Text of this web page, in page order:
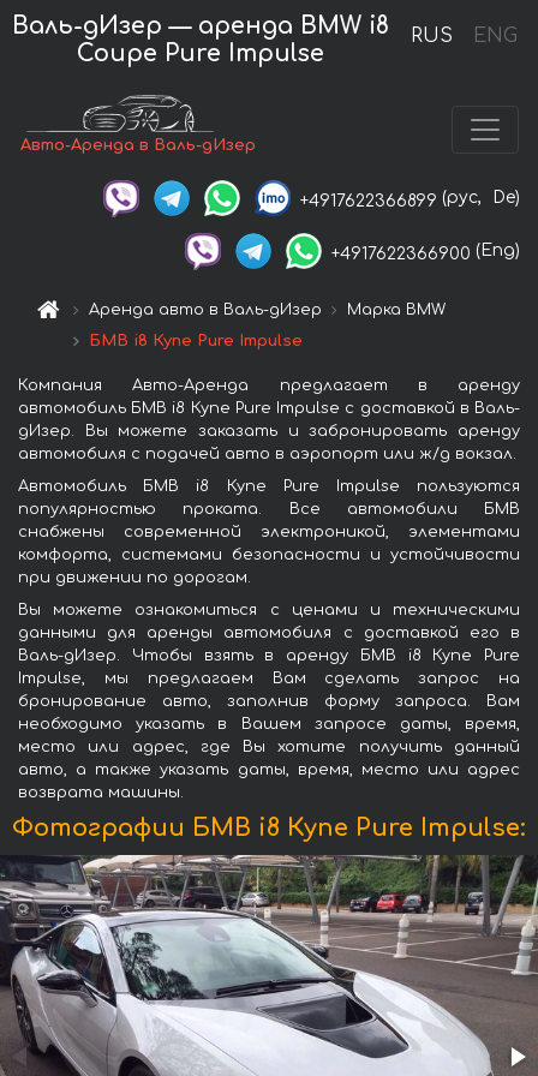
RUS ENG
Валь-дИзер — аренда BMW i8
Coupe Pure Impulse
Авто-Аренда в Валь-дИзер
+4917622366899 (рус, De)
+4917622366900 (Eng)
Аренда авто в Валь-дИзер
Марка BMW
БМВ i8 Купе Pure Impulse
Компания Авто-Аренда предлагает в аренду
автомобиль БМВ i8 Купе Pure Impulse с доставкой в Валь-
дИзер. Вы можете заказать и забронировать аренду
автомобиля с подачей авто в аэропорт или ж/д вокзал.
Автомобиль БМВ i8 Купе Pure Impulse пользуются
популярностью проката. Все автомобили БМВ
снабжены современной электроникой, элементами
комфорта, системами безопасности и устойчивости
при движении по дорогам.
Вы можете ознакомиться с ценами и техническими
данными для аренды автомобиля с доставкой его в
Валь-дИзер. Чтобы взять в аренду БМВ i8 Купе Pure
Impulse, мы предлагаем Вам сделать запрос на
бронирование авто, заполнив форму запроса. Вам
необходимо указать в Вашем запросе даты, время,
место или адрес, где Вы хотите получить данный
авто, а также указать даты, время, место или адрес
возврата машины.
Фотографии БМВ i8 Купе Pure Impulse: